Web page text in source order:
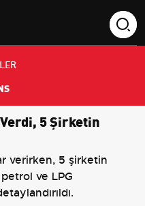
5 Şirketin
verirken, 5 şirketin
ve LPG